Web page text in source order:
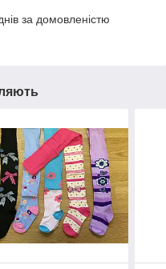
за домовленістю